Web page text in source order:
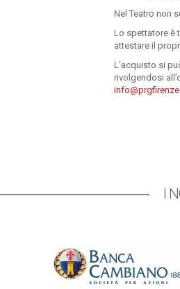
Nel Teatro non
Lo spettatore è
attestare il
L’acquisto si
rivolgendosi
I